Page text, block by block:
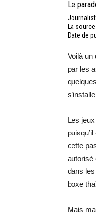
Le
La source
Date de
Voilà un
par les
Les
cette
autorisé
dans les
boxe
Mais